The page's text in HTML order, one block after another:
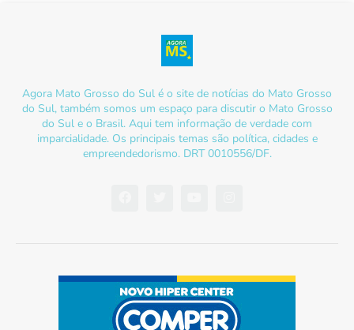
Agora Mato Grosso do Sul é o site de notícias do Mato Grosso
do Sul, também somos um espaço para discutir o Mato Grosso
do Sul e o Brasil. Aqui tem informação de verdade com
imparcialidade. Os principais temas são política, cidades e
empreendedorismo. DRT 0010556/DF.